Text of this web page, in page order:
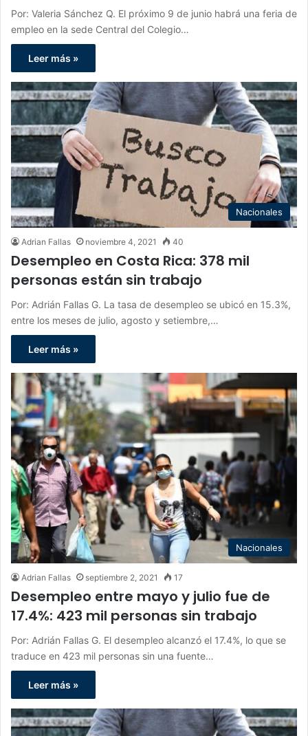
Por: Valeria Sánchez Q. El próximo 9 de junio habrá una feria de
empleo en la sede Central del Colegio…
Leer más »
Nacionales
Adrian Fallas noviembre 4, 2021 40
Desempleo en Costa Rica: 378 mil
personas están sin trabajo
Por: Adrián Fallas G. La tasa de desempleo se ubicó en 15.3%,
entre los meses de julio, agosto y setiembre,…
Leer más »
Nacionales
Adrian Fallas septiembre 2, 2021 17
Desempleo entre mayo y julio fue de
17.4%: 423 mil personas sin trabajo
Por: Adrián Fallas G. El desempleo alcanzó el 17.4%, lo que se
traduce en 423 mil personas sin una fuente…
Leer más »